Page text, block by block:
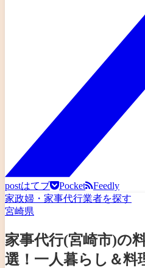
postはてブ Pocket
Feedly
家政婦・家事代行業者を探す
宮崎県
家事代行(宮崎市)の
選！一人暮らし＆料